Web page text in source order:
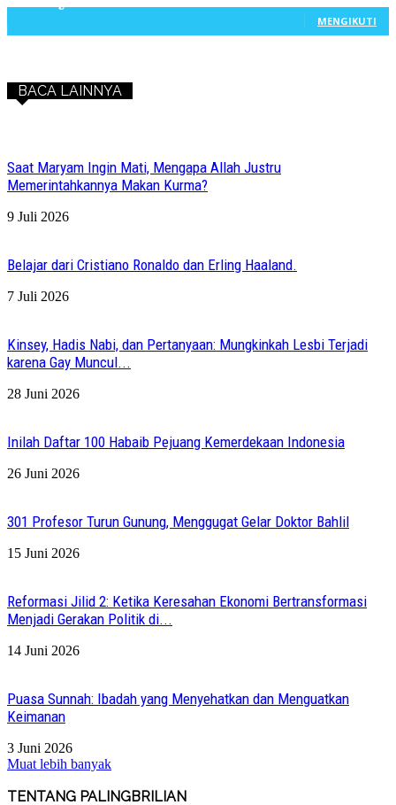
603 Pengikut
MENGIKUTI
BACA LAINNYA
Saat Maryam Ingin Mati, Mengapa Allah Justru
Memerintahkannya Makan Kurma?
9 Juli 2026
Belajar dari Cristiano Ronaldo dan Erling Haaland.
7 Juli 2026
Kinsey, Hadis Nabi, dan Pertanyaan: Mungkinkah Lesbi Terjadi
karena Gay Muncul...
28 Juni 2026
Inilah Daftar 100 Habaib Pejuang Kemerdekaan Indonesia
26 Juni 2026
301 Profesor Turun Gunung, Menggugat Gelar Doktor Bahlil
15 Juni 2026
Reformasi Jilid 2: Ketika Keresahan Ekonomi Bertransformasi
Menjadi Gerakan Politik di...
14 Juni 2026
Puasa Sunnah: Ibadah yang Menyehatkan dan Menguatkan
Keimanan
3 Juni 2026
Muat lebih banyak
TENTANG PALINGBRILIAN